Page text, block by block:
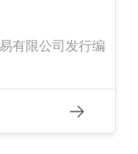
有限公司发行编